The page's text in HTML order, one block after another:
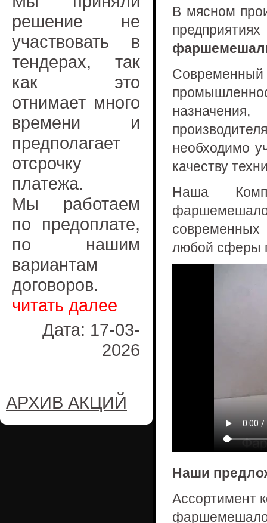
решение не
участвовать в
тендерах, так
как это
отнимает много
времени и
предполагает
отсрочку
платежа.
Мы работаем
по предоплате,
по нашим
вариантам
договоров.
читать далее
Дата: 17-03-
2026
АРХИВ АКЦИЙ
В мясном
необходимо
качеству
Наша
любой сферы
Наши
Ассортимент